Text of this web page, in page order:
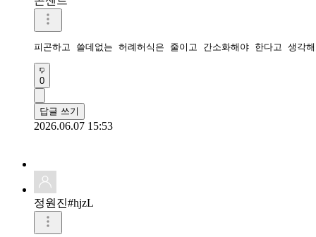
피곤하고 쓸데없는 허례허식은 줄이고 간소화해야 한다고 생각
0
답글 쓰기
2026.06.07 15:53
정원진#hjzL